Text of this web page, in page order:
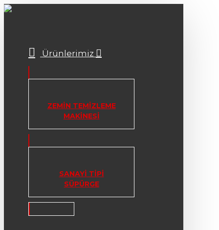
Ürünlerimiz
ZEMIN TEMIZLEME
MAKINESI
SANAYI TIPI
SÜPÜRGE